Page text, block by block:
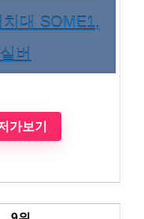
대 SOME1,
실버
가보기